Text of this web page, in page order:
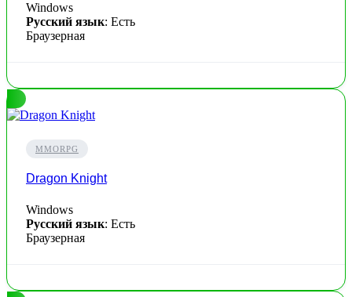
Windows
Русский язык: Есть
Браузерная
MMORPG
Dragon Knight
Windows
Русский язык: Есть
Браузерная